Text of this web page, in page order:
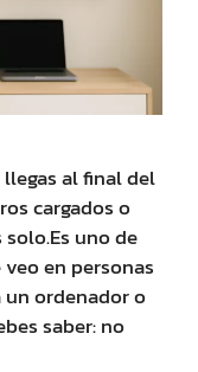
al final del
cargados o
uno de
en personas
ordenador o
saber: no